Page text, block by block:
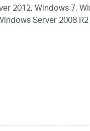
2012, Windows 7,
Server 2008